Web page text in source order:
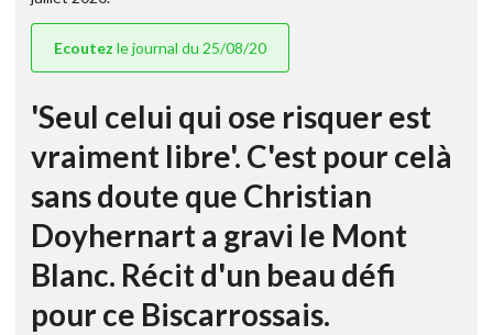
Ecoutez le journal du 25/08/20
'Seul celui qui ose risquer est
vraiment libre'. C'est pour celà
sans doute que Christian
Doyhernart a gravi le Mont
Blanc. Récit d'un beau défi
pour ce Biscarrossais.